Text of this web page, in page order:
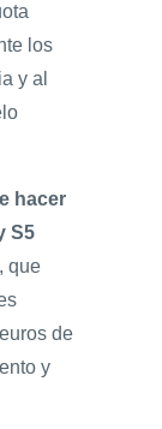
los
y al
hacer
S5
, que
de
y